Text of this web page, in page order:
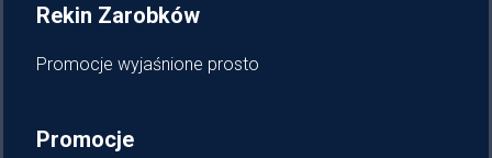
Rekin Zarobków
Promocje wyjaśnione prosto
Promocje